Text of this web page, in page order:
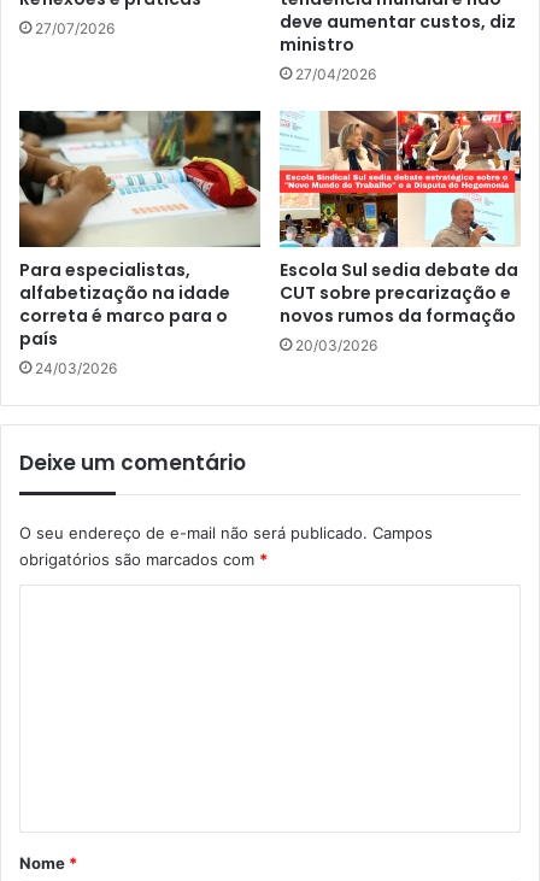
27/07/2026
deve aumentar custos, diz
ministro
27/04/2026
Para especialistas,
alfabetização na idade
correta é marco para o
país
24/03/2026
Escola Sul sedia debate da
CUT sobre precarização e
novos rumos da formação
20/03/2026
Deixe um comentário
O seu endereço de e-mail não será publicado. Campos
obrigatórios são marcados com *
rNome *